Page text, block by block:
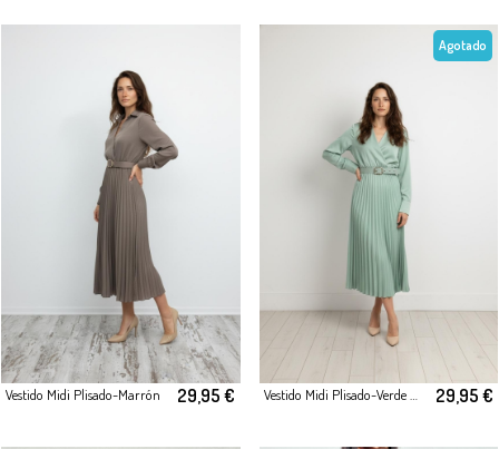
Vestido Midi Plisado-Marrón 29,95 €
Agotado
29,95 €